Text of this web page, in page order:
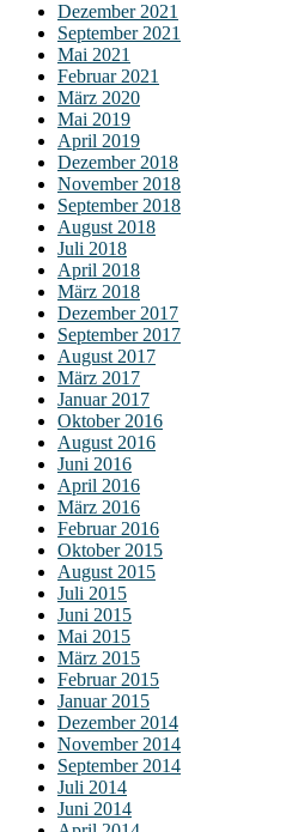
Dezember 2021
September 2021
Mai 2021
Februar 2021
März 2020
Mai 2019
April 2019
Dezember 2018
November 2018
September 2018
August 2018
Juli 2018
April 2018
März 2018
Dezember 2017
September 2017
August 2017
März 2017
Januar 2017
Oktober 2016
August 2016
Juni 2016
April 2016
März 2016
Februar 2016
Oktober 2015
August 2015
Juli 2015
Juni 2015
Mai 2015
März 2015
Februar 2015
Januar 2015
Dezember 2014
November 2014
September 2014
Juli 2014
Juni 2014